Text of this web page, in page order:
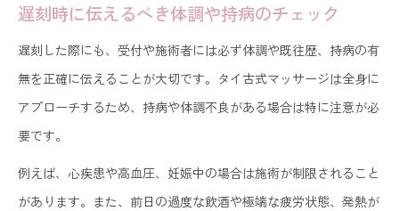
遅刻時に伝えるべき体調や持病のチェック
遅刻した際にも、受付や施術者には必ず体調や既往歴、持病の有
無を正確に伝えることが大切です。タイ古式マッサージは全身に
アプローチするため、持病や体調不良がある場合は特に注意が必
要です。
例えば、心疾患や高血圧、妊娠中の場合は施術が制限されること
があります。また、前日の過度な飲酒や極端な疲労状態、発熱が